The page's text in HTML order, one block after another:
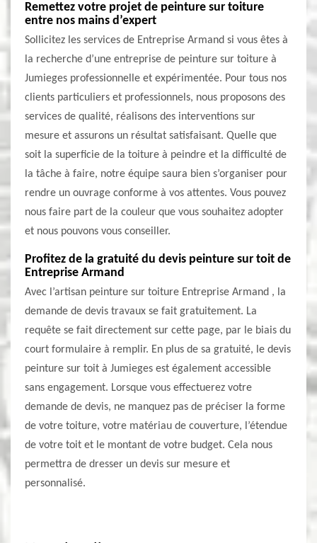
Remettez votre projet de peinture sur toiture
entre nos mains d’expert
Sollicitez les services de Entreprise Armand si vous êtes à
la recherche d’une entreprise de peinture sur toiture à
Jumieges professionnelle et expérimentée. Pour tous nos
clients particuliers et professionnels, nous proposons des
services de qualité, réalisons des interventions sur
mesure et assurons un résultat satisfaisant. Quelle que
soit la superficie de la toiture à peindre et la difficulté de
la tâche à faire, notre équipe saura bien s’organiser pour
rendre un ouvrage conforme à vos attentes. Vous pouvez
nous faire part de la couleur que vous souhaitez adopter
et nous pouvons vous conseiller.
Profitez de la gratuité du devis peinture sur toit de
Entreprise Armand
Avec l’artisan peinture sur toiture Entreprise Armand , la
demande de devis travaux se fait gratuitement. La
requête se fait directement sur cette page, par le biais du
court formulaire à remplir. En plus de sa gratuité, le devis
peinture sur toit à Jumieges est également accessible
sans engagement. Lorsque vous effectuerez votre
demande de devis, ne manquez pas de préciser la forme
de votre toiture, votre matériau de couverture, l’étendue
de votre toit et le montant de votre budget. Cela nous
permettra de dresser un devis sur mesure et
personnalisé.